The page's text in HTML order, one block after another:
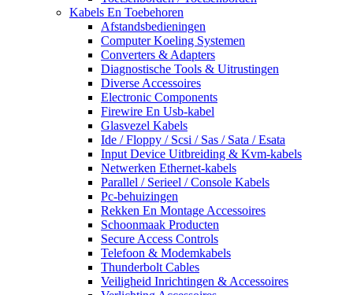
Kabels En Toebehoren
Afstandsbedieningen
Computer Koeling Systemen
Converters & Adapters
Diagnostische Tools & Uitrustingen
Diverse Accessoires
Electronic Components
Firewire En Usb-kabel
Glasvezel Kabels
Ide / Floppy / Scsi / Sas / Sata / Esata
Input Device Uitbreiding & Kvm-kabels
Netwerken Ethernet-kabels
Parallel / Serieel / Console Kabels
Pc-behuizingen
Rekken En Montage Accessoires
Schoonmaak Producten
Secure Access Controls
Telefoon & Modemkabels
Thunderbolt Cables
Veiligheid Inrichtingen & Accessoires